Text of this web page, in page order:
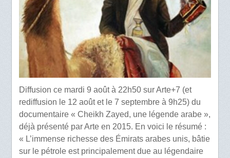
Diffusion ce mardi 9 août à 22h50 sur Arte+7 (et
rediffusion le 12 août et le 7 septembre à 9h25) du
documentaire « Cheikh Zayed, une légende arabe »,
déjà présenté par Arte en 2015. En voici le résumé :
« L’immense richesse des Émirats arabes unis, bâtie
sur le pétrole est principalement due au légendaire